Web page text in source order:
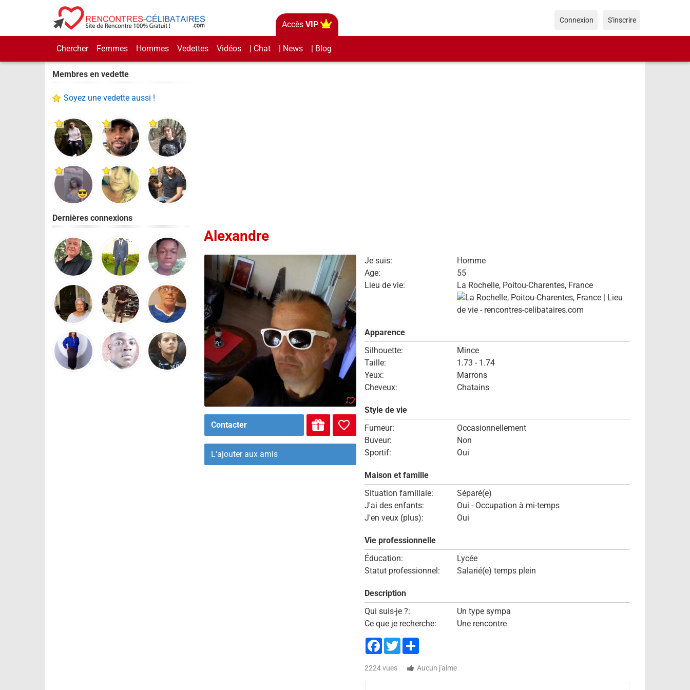
Accès VIP
Chercher Femmes Hommes Vedettes Vidéos | Chat | News | Blog
Connexion S'inscrire
Membres en vedette
Soyez une vedette aussi !
Dernières connexions
Alexandre
Contacter
L'ajouter aux amis
Je suis:
Homme
Age:
55
Lieu de vie:
La Rochelle, Poitou-Charentes, France
Apparence
Silhouette:
Mince
Taille:
1.73 - 1.74
Yeux:
Marrons
Cheveux:
Chatains
Style de vie
Fumeur:
Occasionnellement
Buveur:
Non
Sportif:
Oui
Maison et famille
Situation familiale:
Séparé(e)
J'ai des enfants:
Oui - Occupation à mi-temps
J'en veux (plus):
Oui
Vie professionnelle
Éducation:
Lycée
Statut professionnel:
Salarié(e) temps plein
Description
Qui suis-je ?:
Un type sympa
Ce que je recherche:
Une rencontre
Facebook
TwitterShare
2224 vues Aucun j'aime